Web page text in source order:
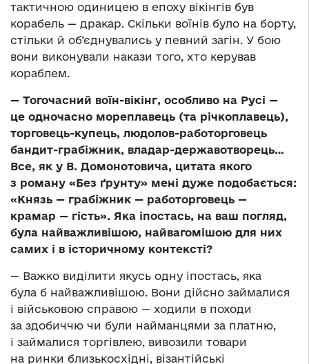
тактичною одиницею в епоху вікінгів був
корабель — дракар. Скільки воїнів було на борту,
стільки й об’єднувались у певний загін. У бою
вони виконували накази того, хто керував
кораблем.
— Тогочасний воїн-вікінг, особливо на Русі —
це одночасно мореплавець (та річкоплавець),
торговець-купець, людолов-работорговець
бандит-грабіжник, владар-державотворець…
Все, як у В. Домонотовича, цитата якого
з роману «Без ґрунту» мені дуже подобається:
«Князь — грабіжник — работорговець —
крамар — гість». Яка іпостась, на ваш погляд,
була найважливішою, найвагомішою для них
самих і в історичному контексті?
— Важко виділити якусь одну іпостась, яка
була б найважливішою. Вони дійсно займалися
і військовою справою — ходили в походи
за здобиччю чи були найманцями за платню,
і займалися торгівлею, вивозили товари
на ринки близькосхідні, візантійські